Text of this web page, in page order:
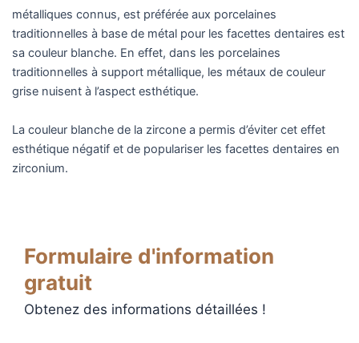
métalliques connus, est préférée aux porcelaines
traditionnelles à base de métal pour les facettes dentaires est
sa couleur blanche. En effet, dans les porcelaines
traditionnelles à support métallique, les métaux de couleur
grise nuisent à l’aspect esthétique.
La couleur blanche de la zircone a permis d’éviter cet effet
esthétique négatif et de populariser les facettes dentaires en
zirconium.
Formulaire d'information
gratuit
Obtenez des informations détaillées !